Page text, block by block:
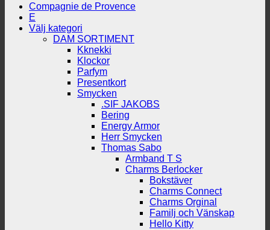
Compagnie de Provence
E
Välj kategori
DAM SORTIMENT
Kknekki
Klockor
Parfym
Presentkort
Smycken
.SIF JAKOBS
Bering
Energy Armor
Herr Smycken
Thomas Sabo
Armband T S
Charms Berlocker
Bokstäver
Charms Connect
Charms Orginal
Familj och Vänskap
Hello Kitty